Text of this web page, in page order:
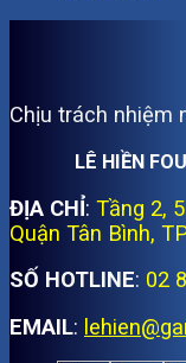
Chịu trách nhiệm
LÊ HIỀN
ĐỊA CHỈ: Tầng 2,
Quận Tân Bình,
SỐ HOTLINE: 02
EMAIL: